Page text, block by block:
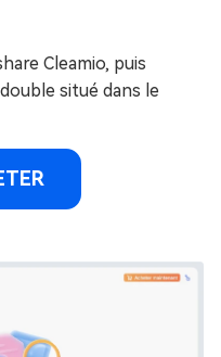
Cleamio, puis
situé dans le